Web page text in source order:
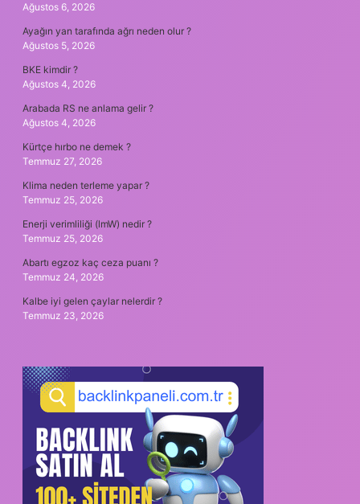
Ağustos 6, 2026
Ayağın yan tarafında ağrı neden olur ?
Ağustos 5, 2026
BKE kimdir ?
Ağustos 4, 2026
Arabada RS ne anlama gelir ?
Ağustos 4, 2026
Kürtçe hırbo ne demek ?
Temmuz 27, 2026
Klima neden terleme yapar ?
Temmuz 25, 2026
Enerji verimliliği (lmW) nedir ?
Temmuz 25, 2026
Abartı egzoz kaç ceza puanı ?
Temmuz 24, 2026
Kalbe iyi gelen çaylar nelerdir ?
Temmuz 23, 2026